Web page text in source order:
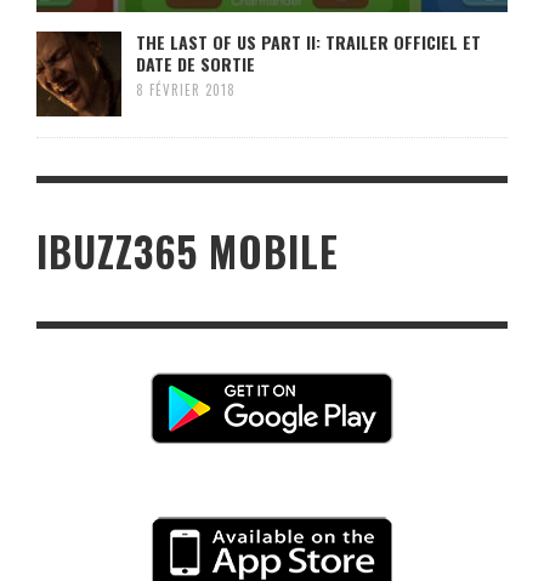
THE LAST OF US PART II: TRAILER OFFICIEL ET
DATE DE SORTIE
8 FÉVRIER 2018
IBUZZ365 MOBILE